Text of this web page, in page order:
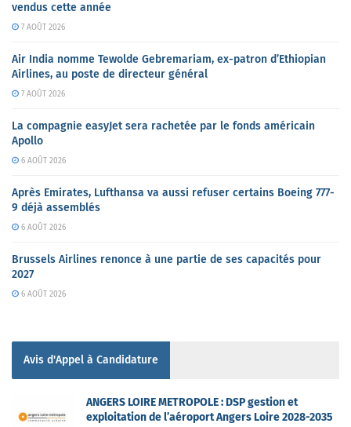
vendus cette année
7 AOÛT 2026
Air India nomme Tewolde Gebremariam, ex-patron d’Ethiopian
Airlines, au poste de directeur général
7 AOÛT 2026
La compagnie easyJet sera rachetée par le fonds américain
Apollo
6 AOÛT 2026
Après Emirates, Lufthansa va aussi refuser certains Boeing 777-
9 déjà assemblés
6 AOÛT 2026
Brussels Airlines renonce à une partie de ses capacités pour
2027
6 AOÛT 2026
Avis d'Appel à Candidature
ANGERS LOIRE METROPOLE : DSP gestion et
exploitation de l’aéroport Angers Loire 2028-2035